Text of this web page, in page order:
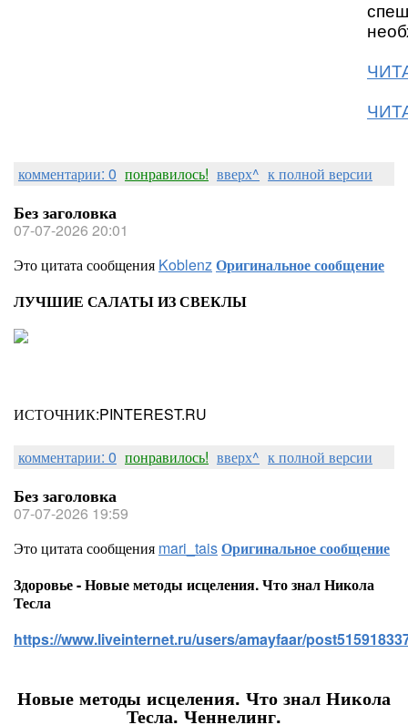
комментарии: 0 понравилось! вверх^ к полной версии
Без заголовка
07-07-2026 20:01
Это цитата сообщения KoblenzОригинальное сообщение
ЛУЧШИЕ САЛАТЫ ИЗ СВЕКЛЫ
ИСТОЧНИК:PINTEREST.RU
комментарии: 0 понравилось! вверх^ к полной версии
Без заголовка
07-07-2026 19:59
Это цитата сообщения mari_taisОригинальное сообщение
Здоровье - Новые методы исцеления. Что знал Никола
Тесла
https://www.liveinternet.ru/users/amayfaar/
Новые методы исцеления. Что знал Никола
Тесла. Ченнелинг.